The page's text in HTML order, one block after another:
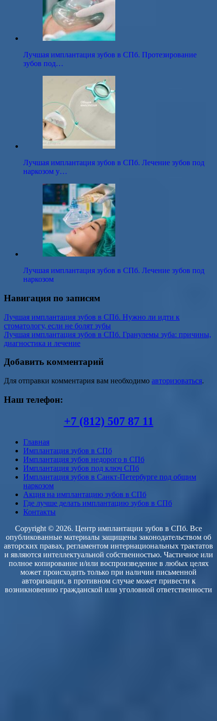
Лучшая имплантация зубов в СПб. Протезирование
зубов под…
Лучшая имплантация зубов в СПб. Лечение зубов под
наркозом у…
Лучшая имплантация зубов в СПб. Лечение зубов под
наркозом
Навигация по записям
Лучшая имплантация зубов в СПб. Нужно ли идти к
стоматологу, если не болят зубы
Лучшая имплантация зубов в СПб. Гранулемы зуба: причины,
диагностика и лечение
Добавить комментарий
Для отправки комментария вам необходимо авторизоваться.
Наш телефон:
+7 (812) 507 87 11
Главная
Имплантация зубов в СПб
Имплантация зубов недорого в СПб
Имплантация зубов под ключ СПб
Имплантация зубов в Санкт-Петербурге под общим
наркозом
Акция на имплантацию зубов в СПб
Где лучше делать имплантацию зубов в СПб
Контакты
Copyright © 2026. Центр имплантации зубов в СПб. Все
опубликованные материалы защищены законодательством об
авторских правах, регламентом интернациональных трактатов
и являются интеллектуальной собственностью. Частичное или
полное копирование и/или воспроизведение в любых целях
может происходить только при наличии письменной
авторизации, в противном случае может привести к
возникновению гражданской или уголовной ответственности